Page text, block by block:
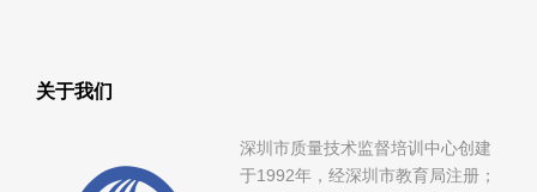
关于我们
深圳市质量技术监督培训中心创建
于1992年，经深圳市教育局注册；